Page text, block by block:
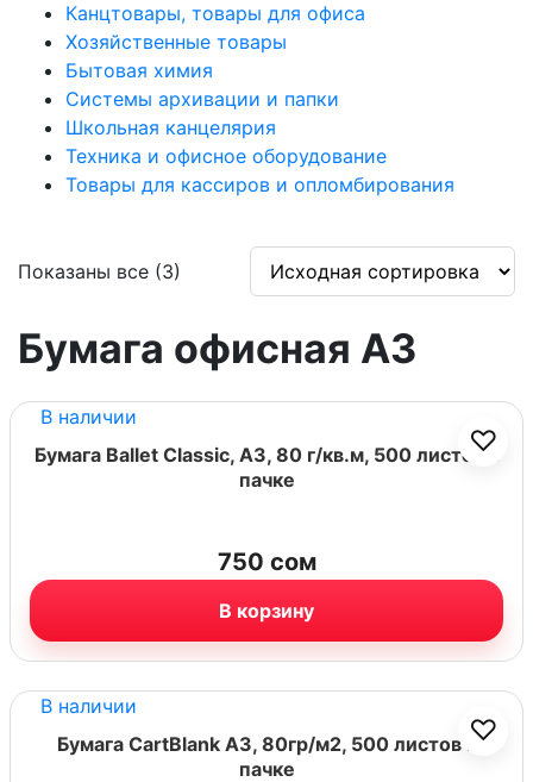
Канцтовары, товары для офиса
Хозяйственные товары
Бытовая химия
Системы архивации и папки
Школьная канцелярия
Техника и офисное оборудование
Товары для кассиров и опломбирования
Показаны все (3)
Бумага офисная А3
В наличии
♡
Бумага Ballet Classic, А3, 80 г/кв.м, 500 листов в
пачке
750 сом
В корзину
В наличии
♡
Бумага CartBlank A3, 80гр/м2, 500 листов в
пачке